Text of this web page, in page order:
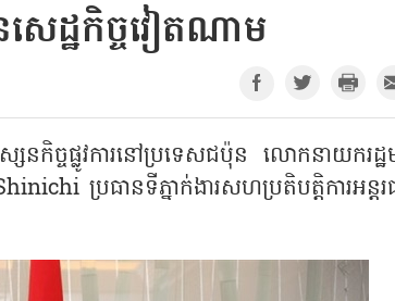
ដ្ឋកិច្ចវៀតណាម
នកិច្ចផ្លូវការនៅប្រទេសជប៉ុន លោកនាយករដ្ឋម
ប្រធានទីភ្នាក់ងារសហប្រតិបត្តិការអន្តរ